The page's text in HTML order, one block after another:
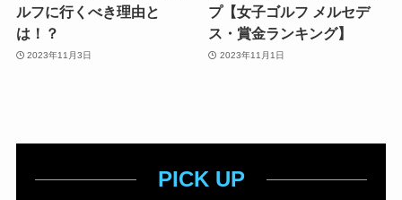
ルフに行くべき理由と
は！？
2023年11月3日
プ【女子ゴルフ メルセデ
ス・賞金ランキング】
2023年11月1日
PICK UP